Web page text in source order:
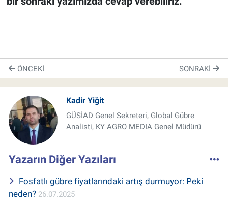
ÖNCEKI SONRAKI
Kadir Yiğit
GÜSİAD Genel Sekreteri, Global Gübre
Analisti, KY AGRO MEDIA Genel Müdürü
Yazarın Diğer Yazıları
Fosfatlı gübre fiyatlarındaki artış durmuyor: Peki
neden? 26.07.2025